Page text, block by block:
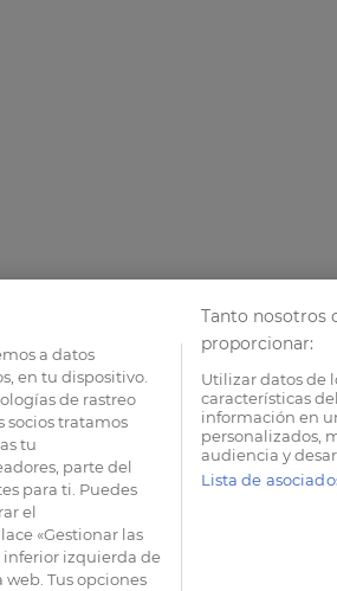
a datos
en tu dispositivo.
de rastreo
socios tratamos
tu
parte del
para ti. Puedes
el
«Gestionar las
inferior izquierda de
Tus opciones
Tanto nosotros
proporcionar:
Utilizar datos de
características
información en
personalizados,
audiencia y
Lista de